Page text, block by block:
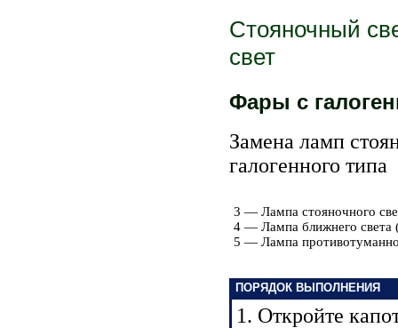
Стояночный
свет
Фары с
Замена ламп
галогенного типа
3 — Лампа стояночного
4 — Лампа ближнего света
5 — Лампа
ПОРЯДОК ВЫПОЛНЕНИЯ
1. Откройте